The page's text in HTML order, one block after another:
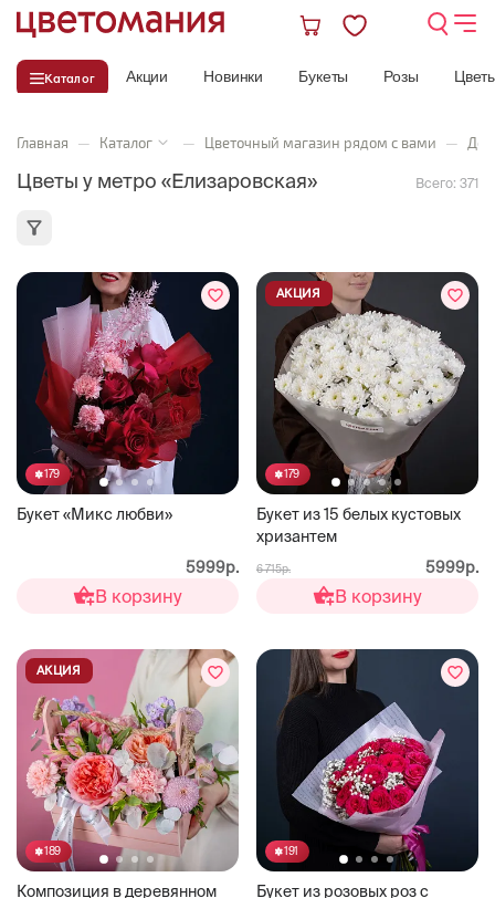
Каталог Акции Новинки Букеты Розы
Главная — Каталог — Цветочный магазин рядом с вами —
Цветы у метро «Елизаровская» Всего: 371
179
Букет «Микс любви»
5999р.
В корзину
179
Букет из 15 белых кустовых
хризантем
АКЦИЯ
6 715р. 5999р.
В корзину
189
Композиция в деревянном
АКЦИЯ
191
Букет из розовых роз с